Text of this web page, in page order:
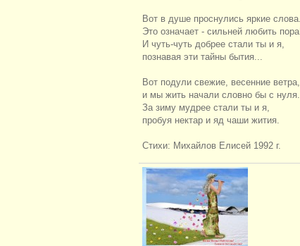
Вот в душе проснулись яркие слова.
Это означает - сильней любить
И чуть-чуть добрее стали ты и я,
познавая эти тайны бытия...
Вот подули свежие, весенние ветра,
и мы жить начали словно бы с нуля.
За зиму мудрее стали ты и я,
пробуя нектар и яд чаши жития.
Стихи: Михайлов Елисей 1992 г.